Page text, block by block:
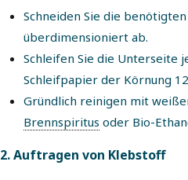
Schneiden Sie die
überdimensioniert ab.
Schleifen Sie die Unterseite
Schleifpapier der Körnung
Gründlich reinigen mit
Brennspiritus oder Bio-
2. Auftragen von Klebstoff